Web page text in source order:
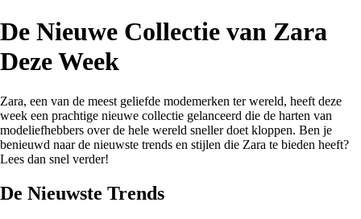
De Nieuwe Collectie van Zara
Deze Week
Zara, een van de meest geliefde modemerken ter wereld, heeft deze
week een prachtige nieuwe collectie gelanceerd die de harten van
modeliefhebbers over de hele wereld sneller doet kloppen. Ben je
benieuwd naar de nieuwste trends en stijlen die Zara te bieden heeft?
Lees dan snel verder!
De Nieuwste Trends